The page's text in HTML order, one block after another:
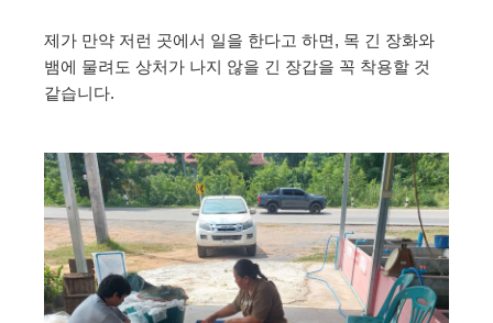
제가 만약 저런 곳에서 일을 한다고 하면, 목 긴 장화와
뱀에 물려도 상처가 나지 않을 긴 장갑을 꼭 착용할 것
같습니다.